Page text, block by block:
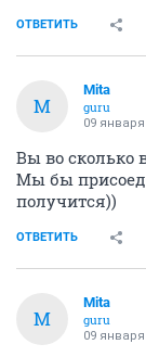
ОТВЕТИТЬ
M
Mita
guru
09 января
Вы во сколько
Мы бы
получится))
ОТВЕТИТЬ
M
Mita
guru
09 января